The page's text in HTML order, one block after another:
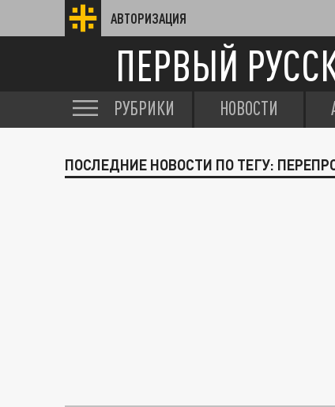
АВТОРИЗАЦИЯ
ПЕРВЫЙ
РУБРИКИ НОВОСТИ
ПОСЛЕДНИЕ НОВОСТИ ПО ТЕГУ: